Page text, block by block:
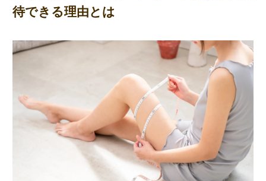
待できる理由とは